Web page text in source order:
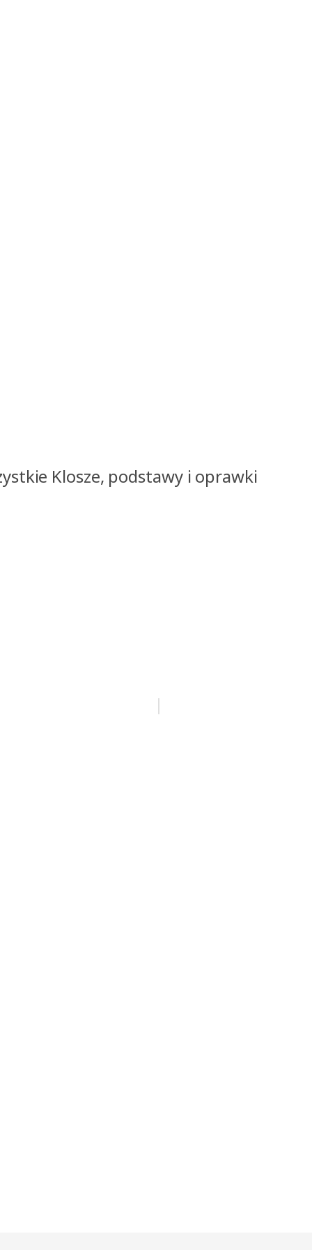
Klosze, podstawy i oprawki